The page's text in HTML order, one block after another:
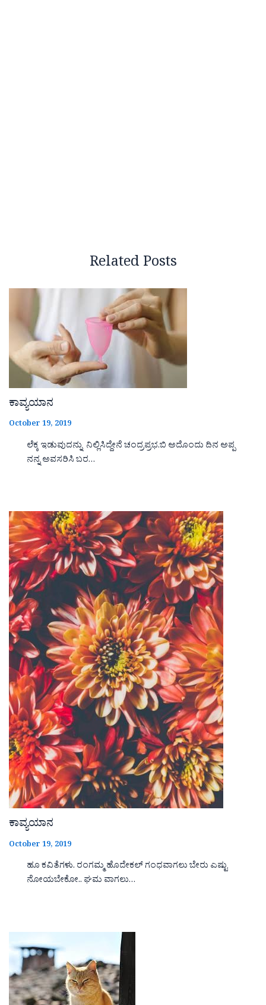
Related Posts
ಕಾವ್ಯಯಾನ
October 19, 2019
ಲೆಕ್ಕ ಇಡುವುದನ್ನು ನಿಲ್ಲಿಸಿದ್ದೇನೆ ಚಂದ್ರಪ್ರಭ.ಬಿ ಅದೊಂದು ದಿನ ಅಪ್ಪ
ನನ್ನ ಅವಸರಿಸಿ ಬರ…
ಕಾವ್ಯಯಾನ
October 19, 2019
ಹೂ ಕವಿತೆಗಳು. ರಂಗಮ್ಮ ಹೊದೇಕಲ್ ಗಂಧವಾಗಲು ಬೇರು ಎಷ್ಟು
ನೋಯಬೇಕೋ.. ಘಮ ವಾಗಲು…